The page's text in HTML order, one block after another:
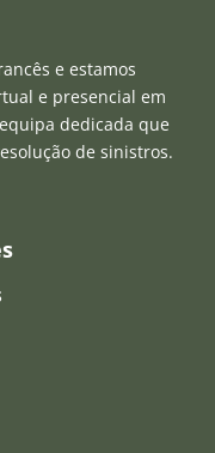
e estamos
e presencial em
dedicada que
de sinistros.